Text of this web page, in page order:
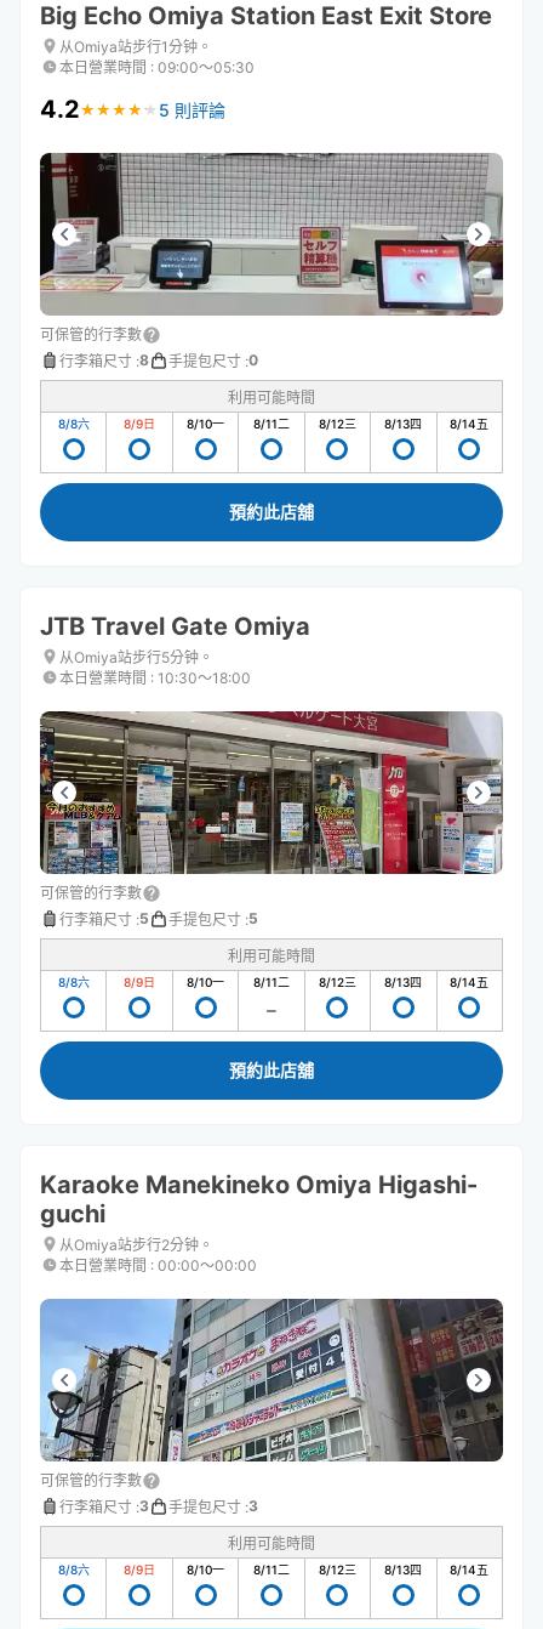
Big Echo Omiya Station East Exit Store
从Omiya站步行1分钟。
本日營業時間 : 09:00〜05:30
4.2★ ★ ★ ★ ★
★ ★ ★ ★ ★ 5 則評論
可保管的行李數
行李箱尺寸 :8 手提包尺寸 :0
利用可能時間
8/8六 8/9日 8/10一 8/11二 8/12三 8/13四 8/14五
預約此店舖
JTB Travel Gate Omiya
从Omiya站步行5分钟。
本日營業時間 : 10:30〜18:00
可保管的行李數
行李箱尺寸 :5 手提包尺寸 :5
利用可能時間
8/8六 8/9日 8/10一 8/11二 8/12三 8/13四 8/14五
預約此店舖
Karaoke Manekineko Omiya Higashi-
guchi
从Omiya站步行2分钟。
本日營業時間 : 00:00〜00:00
可保管的行李數
行李箱尺寸 :3 手提包尺寸 :3
利用可能時間
8/8六 8/9日 8/10一 8/11二 8/12三 8/13四 8/14五